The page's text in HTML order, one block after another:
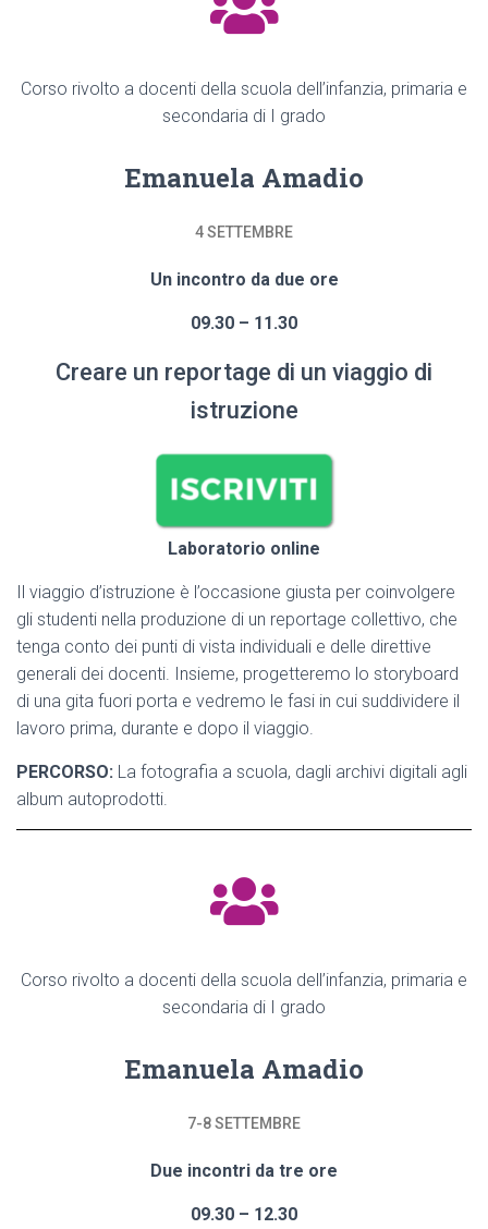
Corso rivolto a docenti della scuola dell’infanzia, primaria e
secondaria di I grado
Emanuela Amadio
4 SETTEMBRE
Un incontro da due ore
09.30 – 11.30
Creare un reportage di un viaggio di
istruzione
Laboratorio online
Il viaggio d’istruzione è l’occasione giusta per coinvolgere
gli studenti nella produzione di un reportage collettivo, che
tenga conto dei punti di vista individuali e delle direttive
generali dei docenti. Insieme, progetteremo lo storyboard
di una gita fuori porta e vedremo le fasi in cui suddividere il
lavoro prima, durante e dopo il viaggio.
PERCORSO: La fotografia a scuola, dagli archivi digitali agli
album autoprodotti.
Corso rivolto a docenti della scuola dell’infanzia, primaria e
secondaria di I grado
Emanuela Amadio
7-8 SETTEMBRE
Due incontri da tre ore
09.30 – 12.30